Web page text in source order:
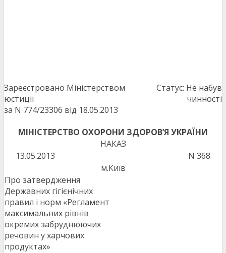
Зареєстровано Міністерством
юстиції
за N 774/23306 від 18.05.2013
Статус: Не набув
чинності
МІНІСТЕРСТВО ОХОРОНИ ЗДОРОВ’Я УКРАЇНИ
НАКАЗ
13.05.2013
N 368
м.Київ
Про затвердження
Державних гігієнічних
правил і норм «Регламент
максимальних рівнів
окремих забруднюючих
речовин у харчових
продуктах»